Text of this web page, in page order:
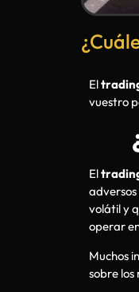
El
vuestro
El
volátil y
operar
Muchos
sobre los